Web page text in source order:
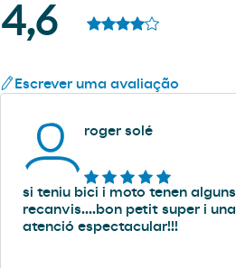
4,6
Escrever uma avaliação
roger solé
si teniu bici i moto tenen alguns
recanvis....bon petit super i una
atenció espectacular!!!